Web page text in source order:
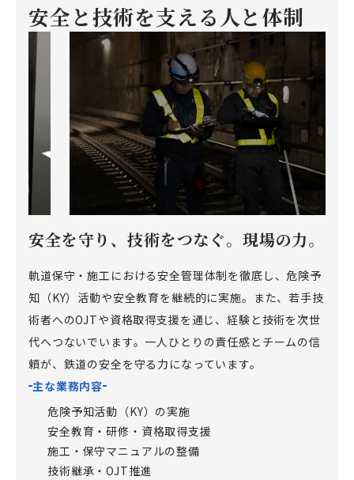
安全と技術を支える人と体制
…
安全を守り、技術をつなぐ。現場の力。
軌道保守・施工における安全管理体制を徹底し、危険予
知（KY）活動や安全教育を継続的に実施。また、若手技
術者へのOJTや資格取得支援を通じ、経験と技術を次世
代へつないでいます。一人ひとりの責任感とチームの信
頼が、鉄道の安全を守る力になっています。
主な業務内容
危険予知活動（KY）の実施
安全教育・研修・資格取得支援
施工・保守マニュアルの整備
技術継承・OJT推進